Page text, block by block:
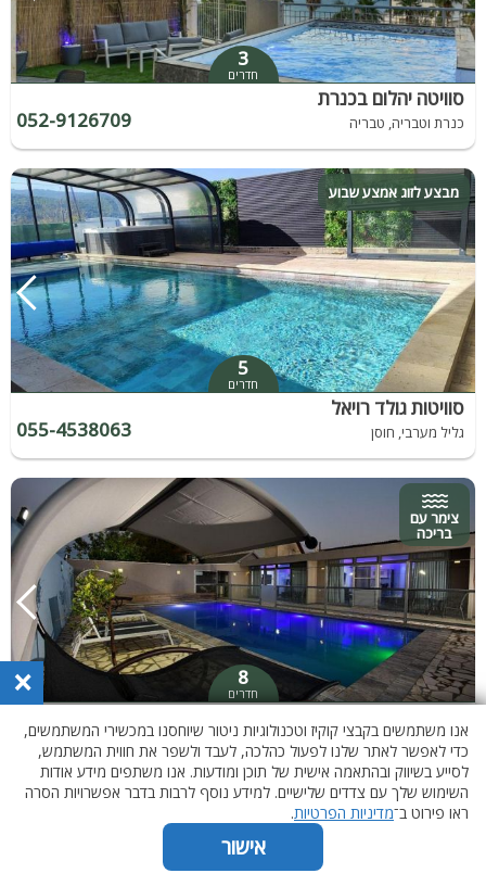
3
חדרים
סוויטה יהלום בכנרת
כנרת וטבריה, טבריה 052-9126709
מבצע לזוג אמצע שבוע
5
חדרים
סוויטות גולד רויאל
גליל מערבי, חוסן 055-4538063
צימר עם
בריכה
8
חדרים
גליל עליון, דלתון 052-9787164
×
אנו משתמשים בקבצי קוקיז וטכנולוגיות ניטור שיוחסנו במכשירי המשתמשים,
כדי לאפשר לאתר שלנו לפעול כהלכה, לעבד ולשפר את חווית המשתמש,
לסייע בשיווק ובהתאמה אישית של תוכן ומודעות. אנו משתפים מידע אודות
השימוש שלך עם צדדים שלישיים. למידע נוסף לרבות בדבר אפשרויות הסרה
ראו פירוט ב־מדיניות הפרטיות.
אישור